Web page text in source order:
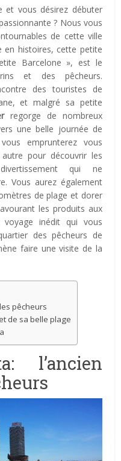
et vous désirez débuter
? Nous vous
de cette ville
en histoires, cette petite
Barcelone », est le
et des pêcheurs.
des touristes de
et malgré sa petite
regorge de nombreux
une belle journée de
emprunterez vous
pour découvrir les
qui ne
Vous aurez également
de plage et dorer
les produits aux
voyage inédit qui vous
des pêcheurs de
faire une visite de la
pêcheurs
de sa belle plage
l’ancien